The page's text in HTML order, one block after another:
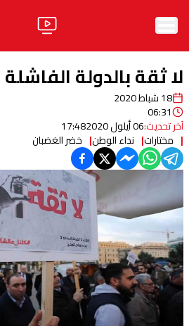
الرئيسية
الأخبار
ثقافة ومجتمع
آراء
فيديو
مواقف
وليد جنبلاطالحزب
ابحث
لا ثقة بالدولة الفاشلة
18 شباط 2020
06:31
آخر تحديث:06 أيلول 2020 17:48
مختارات نداء الوطن خضر الغضبان